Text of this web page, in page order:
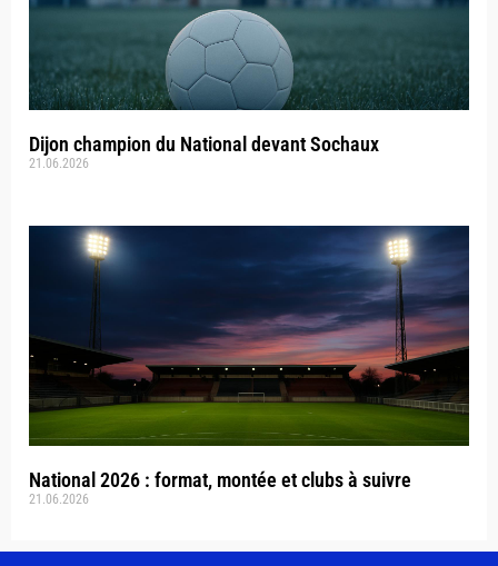
Dijon champion du National devant Sochaux
21.06.2026
National 2026 : format, montée et clubs à suivre
21.06.2026